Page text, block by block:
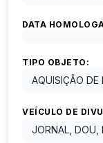
DATA
TIPO OBJETO:
AQUISIÇÃO DE
VEÍCULO DE
JORNAL, DOU,